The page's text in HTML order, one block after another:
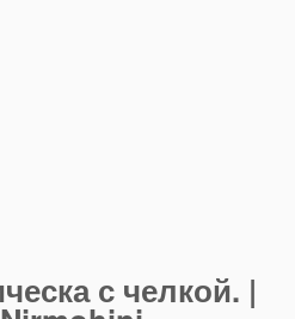
с челкой. |